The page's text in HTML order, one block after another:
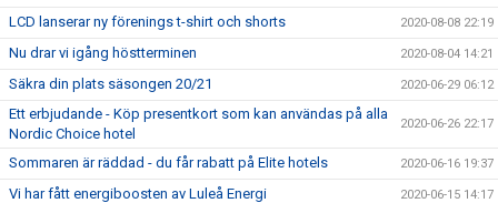
LCD lanserar ny förenings t-shirt och shorts 2020-08-08 22:19
Nu drar vi igång höstterminen 2020-08-04 14:21
Säkra din plats säsongen 20/21 2020-06-29 06:12
Ett erbjudande - Köp presentkort som kan användas på alla
Nordic Choice hotel
2020-06-26 22:17
Sommaren är räddad - du får rabatt på Elite hotels 2020-06-16 19:37
Vi har fått energiboosten av Luleå Energi 2020-06-15 14:17